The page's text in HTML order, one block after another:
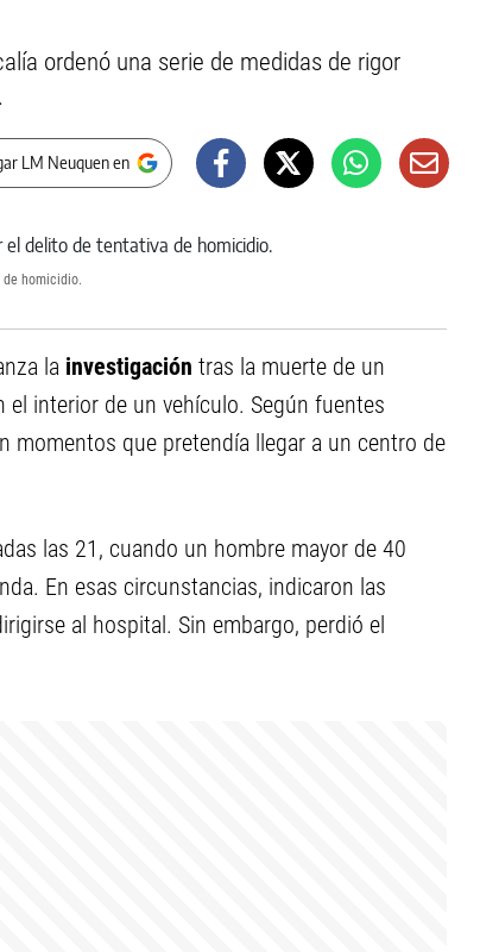
ordenó una serie de medidas de rigor
LM Neuquen en
homicidio.
la investigación tras la muerte de un
el interior de un vehículo. Según fuentes
momentos que pretendía llegar a un centro de
las 21, cuando un hombre mayor de 40
En esas circunstancias, indicaron las
al hospital. Sin embargo, perdió el